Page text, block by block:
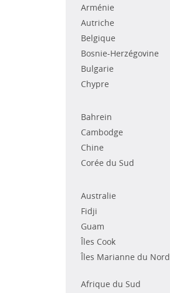
Arménie
Autriche
Belgique
Bosnie-Herzégovine
Bulgarie
Chypre
Bahrein
Cambodge
Chine
Corée du Sud
Australie
Fidji
Guam
Îles Cook
Îles Marianne du Nord
Afrique du Sud